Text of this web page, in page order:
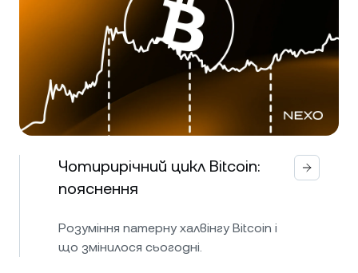
Чотирирічний цикл Bitcoin:
пояснення
Розуміння патерну халвінгу Bitcoin і
що змінилося сьогодні.